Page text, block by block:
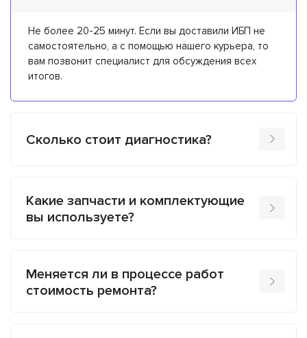
Не более 20-25 минут. Если вы доставили ИБП не
самостоятельно, а с помощью нашего курьера, то
вам позвонит специалист для обсуждения всех
итогов.
Сколько стоит диагностика?
Какие запчасти и комплектующие
вы используете?
Меняется ли в процессе работ
стоимость ремонта?